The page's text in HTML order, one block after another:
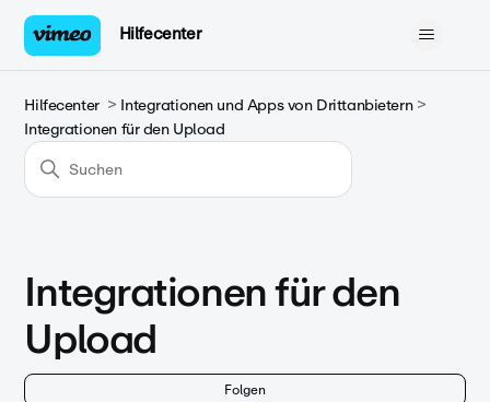
Hilfecenter
Hilfecenter
Integrationen und Apps von Drittanbietern
Integrationen für den Upload
Integrationen für den
Upload
Folgen